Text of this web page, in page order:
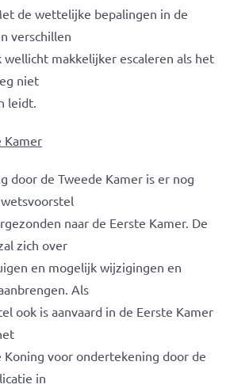
de wettelijke bepalingen in de
verschillen
wellicht makkelijker escaleren als het
niet
leidt.
Kamer
door de Tweede Kamer is er nog
naar de Eerste Kamer. De
zich over
en mogelijk wijzigingen en
Als
ook is aanvaard in de Eerste Kamer
Koning voor ondertekening door de
in